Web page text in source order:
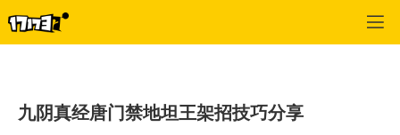
九阴真经唐门禁地坦王架招技巧分享